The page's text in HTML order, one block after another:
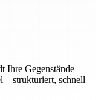
Ihre Gegenstände
– strukturiert, schnell